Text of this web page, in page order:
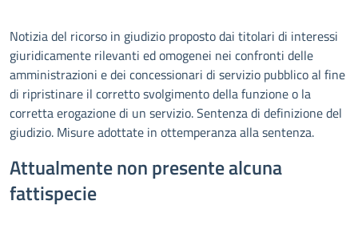
Descrizione
Notizia del ricorso in giudizio proposto dai titolari di interessi
giuridicamente rilevanti ed omogenei nei confronti delle
amministrazioni e dei concessionari di servizio pubblico al fine
di ripristinare il corretto svolgimento della funzione o la
corretta erogazione di un servizio. Sentenza di definizione del
giudizio. Misure adottate in ottemperanza alla sentenza.
Attualmente non presente alcuna
fattispecie